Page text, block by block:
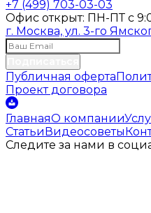
+7 (499) 703-03-03
Офис открыт: ПН-ПТ с
г. Москва, ул. 3-го
Публичная оферта
Проект договора
ГлавнаяО компании
СтатьиВидеосоветы
Следите за нами в